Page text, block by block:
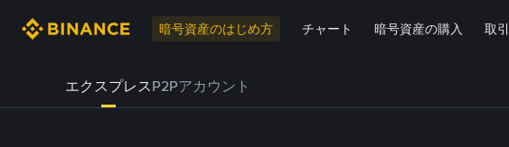
暗号資産のはじめ方 チャート 暗号資産の購入 取引
エクスプレスP2Pアカウント